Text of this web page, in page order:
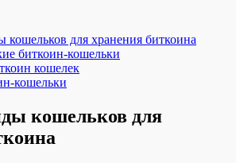
для хранения биткоина
биткоин-кошельки
кошелек
кошельки
кошельков для